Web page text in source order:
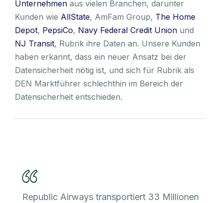
Unternehmen aus vielen Branchen, darunter
Kunden wie AllState, AmFam Group, The Home
Depot, PepsiCo, Navy Federal Credit Union und
NJ Transit, Rubrik ihre Daten an. Unsere Kunden
haben erkannt, dass ein neuer Ansatz bei der
Datensicherheit nötig ist, und sich für Rubrik als
DEN Marktführer schlechthin im Bereich der
Datensicherheit entschieden.
Republic Airways transportiert 33 Millionen